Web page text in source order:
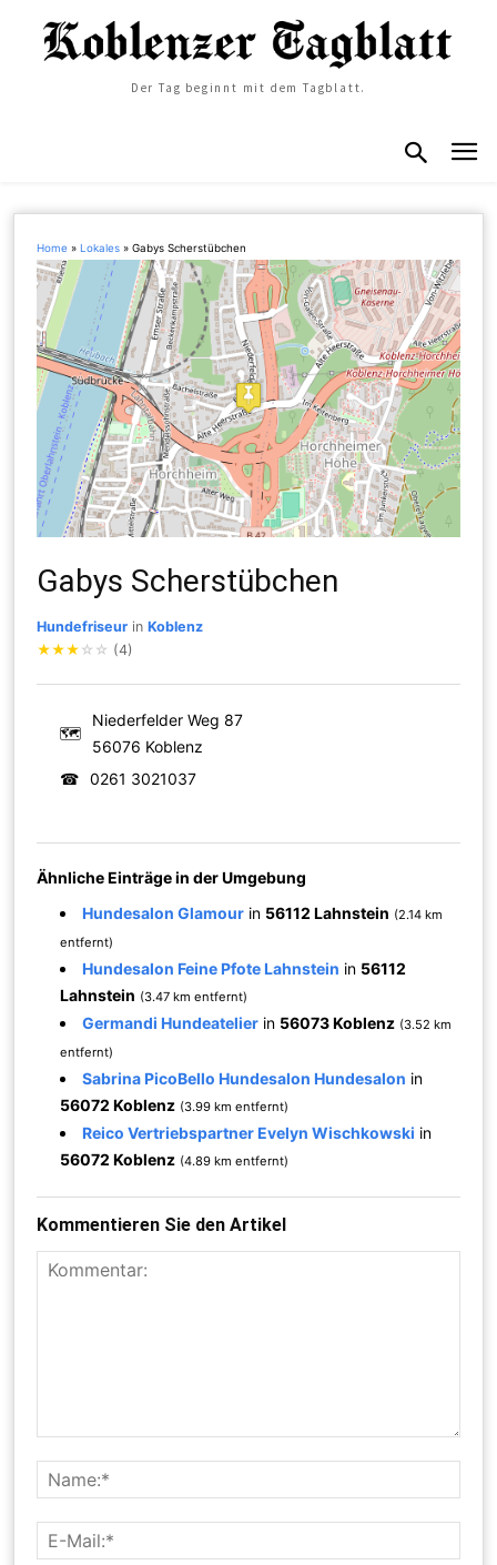
Der Tag beginnt mit dem Tagblatt.
Home »Lokales »Gabys Scherstübchen
Gabys Scherstübchen
Hundefriseur inKoblenz
★★★ ☆ ☆ (4)
🗺
Niederfelder Weg 87
56076 Koblenz
☎
0261 3021037
Ähnliche Einträge in der Umgebung
Hundesalon Glamour in 56112 Lahnstein (2.14 km
entfernt)
Hundesalon Feine Pfote Lahnstein in 56112
Lahnstein (3.47 km entfernt)
Germandi Hundeatelier in 56073 Koblenz (3.52 km
entfernt)
Sabrina PicoBello Hundesalon Hundesalon in
56072 Koblenz (3.99 km entfernt)
Reico Vertriebspartner Evelyn Wischkowski in
56072 Koblenz (4.89 km entfernt)
Kommentieren Sie den Artikel